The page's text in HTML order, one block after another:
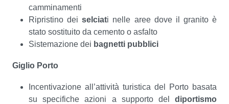
camminamenti
Ripristino deiselciati nelle aree dove il granito è
stato sostituito da cemento o asfalto
Sistemazione dei bagnetti pubblici
Giglio Porto
Incentivazione all’attività turistica del Porto basata
su specifiche azioni a supporto del diportismo